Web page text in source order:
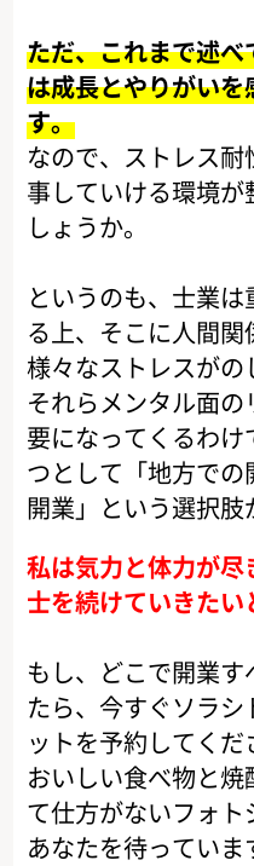
ただ、これまで述
は成長とやりがい
す。
なので、ストレス
事していける環境
しょうか。
というのも、士業
る上、そこに人間関
様々なストレスがの
それらメンタル面
要になってくるわ
つとして「地方で
開業」という選択肢
私は気力と体力が
士を続けていきたい
もし、どこで開業
たら、今すぐソラ
ットを予約してくだ
おいしい食べ物と
て仕方がないフォト
あなたを待っていま